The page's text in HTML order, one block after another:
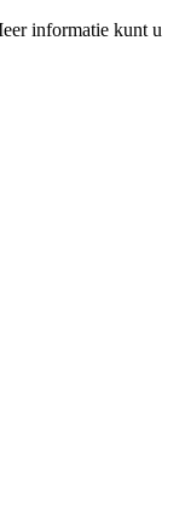
informatie kunt u